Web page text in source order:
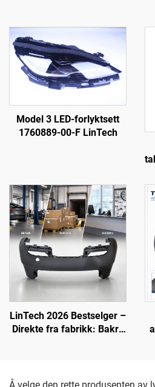
Model 3 LED-forlyktsett
1760889-00-F LinTech
LinTech 2026 Bestselger –
Direkte fra fabrikk: Bakre